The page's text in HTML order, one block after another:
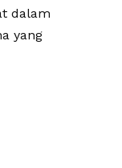
dalam
yang